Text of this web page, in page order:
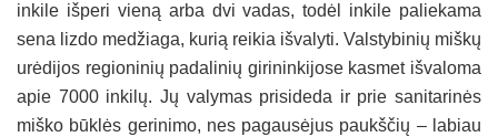
inkile išperi vieną arba dvi vadas, todėl inkile paliekama
sena lizdo medžiaga, kurią reikia išvalyti. Valstybinių miškų
urėdijos regioninių padalinių girininkijose kasmet išvaloma
apie 7000 inkilų. Jų valymas prisideda ir prie sanitarinės
miško būklės gerinimo, nes pagausėjus paukščių – labiau